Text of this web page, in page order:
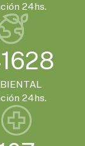
24hs.
24hs.